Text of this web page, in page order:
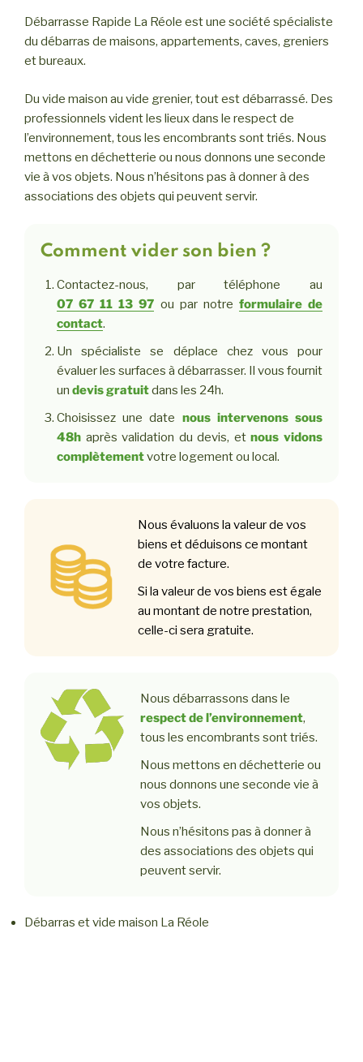
Débarrasse Rapide La Réole est une société spécialiste
du débarras de maisons, appartements, caves, greniers
et bureaux.
Du vide maison au vide grenier, tout est débarrassé. Des
professionnels vident les lieux dans le respect de
l’environnement, tous les encombrants sont triés. Nous
mettons en déchetterie ou nous donnons une seconde
vie à vos objets. Nous n’hésitons pas à donner à des
associations des objets qui peuvent servir.
Comment vider son bien ?
Contactez-nous, par téléphone au
07 67 11 13 97 ou par notre formulaire de
contact.
Un spécialiste se déplace chez vous pour
évaluer les surfaces à débarrasser. Il vous fournit
un devis gratuitdans les 24h.
Choisissez une date nous intervenons sous
48h après validation du devis, etnous vidons
complètementvotre logement ou local.
Nous évaluons la valeur de vos
biens et déduisons ce montant
de votre facture.
Si la valeur de vos biens est égale
au montant de notre prestation,
celle-ci sera gratuite.
Nous débarrassons dans le
respect de l’environnement,
tous les encombrants sont triés.
Nous mettons en déchetterie ou
nous donnons une seconde vie à
vos objets.
Nous n’hésitons pas à donner à
des associations des objets qui
peuvent servir.
Débarras et vide maison La Réole